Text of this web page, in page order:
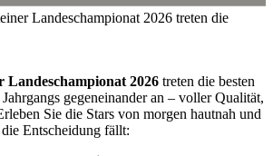
Landeschampionat 2026 treten die
Landeschampionat 2026 treten die besten
gegeneinander an – voller Qualität,
Sie die Stars von morgen hautnah und
Entscheidung fällt: